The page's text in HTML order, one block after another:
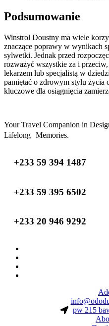
Podsumowanie
Winstrol Doustny ma wiele
znaczące poprawy w wynikach
sylwetki. Jednak przed
rozważyć wszystkie za i
lekarzem lub specjalistą w
pamiętać o zdrowym stylu życia
kluczowe dla osiągnięcia
Your Travel Companion in
Lifelong Memories.
+233 59 394 1487
+233 59 395 6502
+233 20 946 9292
pw 215